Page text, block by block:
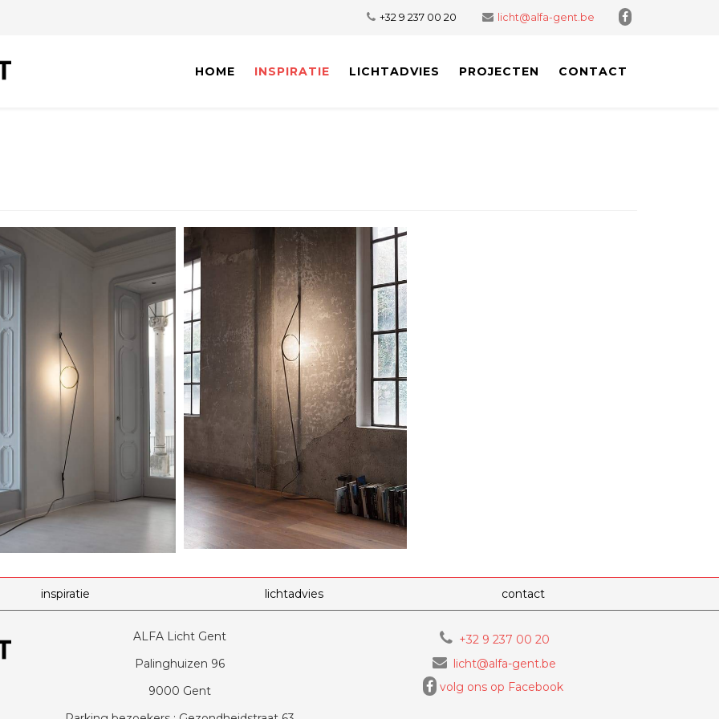
+32 9 237 00 20 licht@alfa-gent.be
HOME INSPIRATIE LICHTADVIES PROJECTEN CONTACT
inspiratie lichtadvies contact
ALFA Licht Gent
Palinghuizen 96
9000 Gent
+32 9 237 00 20
licht@alfa-gent.be
volg ons op Facebook